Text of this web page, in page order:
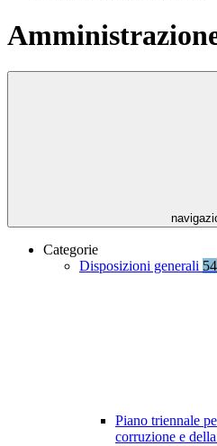
Categorie
Disposizioni generali 54
Piano triennale
corruzione e